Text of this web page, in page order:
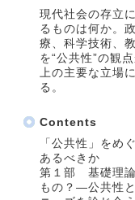
現代社会の存立
るものは何か。
療、科学技術、
を“公共性”の観
上の主要な立場
る。
Contents
「公共性」をめ
あるべきか
第１部 基礎理論
もの？―公共性